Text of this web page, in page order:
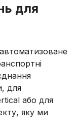
для
для
або для
яку ми